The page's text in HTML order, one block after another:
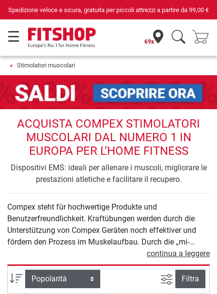
Spedizione veloce e sicura, gratuita per piccoli attrezzi a partire da 99,00 €
69x
Stimolatori muscolari
ACQUISTA COMPEX STIMOLATORI
MUSCOLARI DAL NUMERO 1 IN
EUROPA PER L’HOME FITNESS
Dispositivi EMS: ideali per allenare i muscoli, migliorare le
prestazioni atletiche e facilitare il recupero.
Compex steht für hochwertige Produkte und
Benutzerfreundlichkeit. Kraftübungen werden durch die
Unterstützung von Compex Geräten noch effektiver und
fördern den Prozess im Muskelaufbau. Durch die „mi-
Muscle intelligence“ Technology werden die Muskeln vom
Gerät gescannt - die Intensität und Kontraktionen werden
vom Gerät automatisch optimiert und an die
Beschaffenheit der Muskeln angepasst.
continua a leggere
Ordina per Ricerca
Filtra